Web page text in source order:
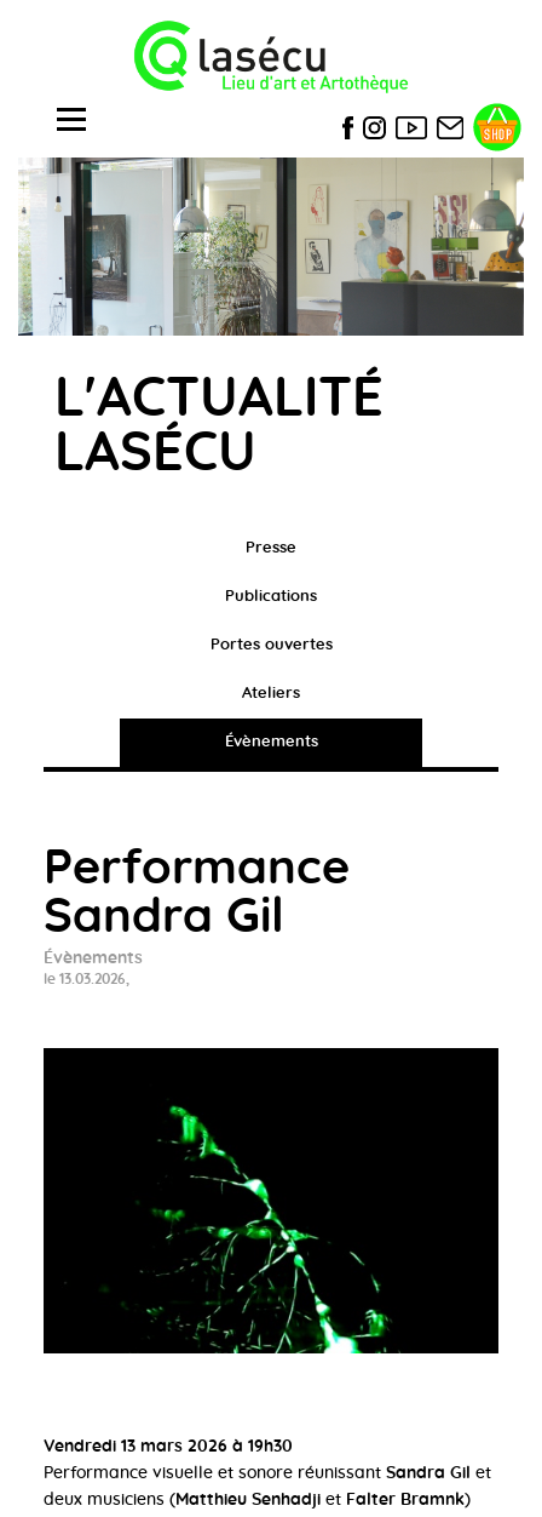
L'ACTUALITÉ
LASÉCU
Presse
Publications
Portes ouvertes
Ateliers
Évènements
Performance
Sandra Gil
Évènements
le 13.03.2026,
Vendredi 13 mars 2026 à 19h30
Performance visuelle et sonore réunissant Sandra Gil et
deux musiciens (Matthieu Senhadjiet Falter Bramnk)